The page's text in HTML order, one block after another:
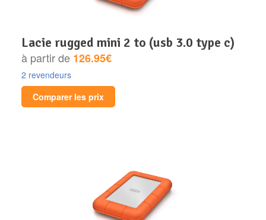
lacie rugged mini 2 to (usb 3.0 type c)
à partir de 126.95€
2 revendeurs
Comparer les prix